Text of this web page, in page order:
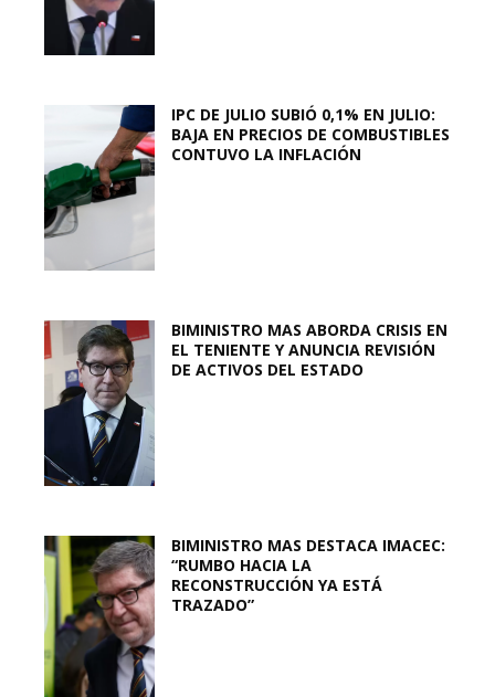
IPC DE JULIO SUBIÓ 0,1% EN JULIO:
BAJA EN PRECIOS DE COMBUSTIBLES
CONTUVO LA INFLACIÓN
BIMINISTRO MAS ABORDA CRISIS EN
EL TENIENTE Y ANUNCIA REVISIÓN
DE ACTIVOS DEL ESTADO
BIMINISTRO MAS DESTACA IMACEC:
“RUMBO HACIA LA
RECONSTRUCCIÓN YA ESTÁ
TRAZADO”